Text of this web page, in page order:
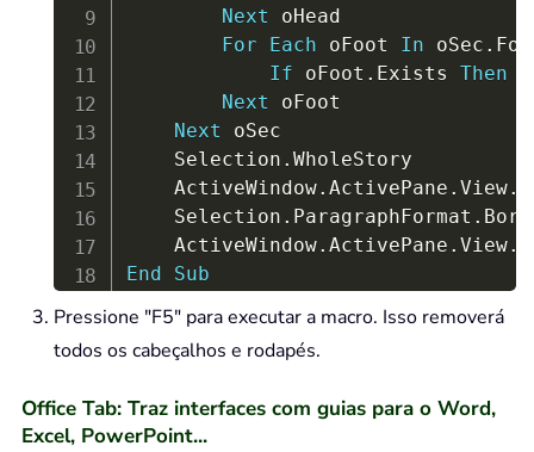
Next oHead
For
Each oFoot In oSec .
If oFoot . Exists Then
Next oFoot
Next oSec
    Selection
. WholeStory
    ActiveWindow
. ActivePane . View.
    Selection
. ParagraphFormat .
    ActiveWindow
. ActivePane . View.
End
Sub
Pressione "F5" para executar a macro. Isso removerá
todos os cabeçalhos e rodapés.
Office Tab: Traz interfaces com guias para o Word,
Excel, PowerPoint...